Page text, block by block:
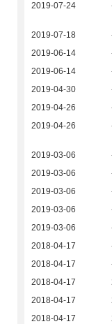
2019-07-24
2019-07-18
2019-06-14
2019-06-14
2019-04-30
2019-04-26
2019-04-26
2019-03-06
2019-03-06
2019-03-06
2019-03-06
2019-03-06
2018-04-17
2018-04-17
2018-04-17
2018-04-17
2018-04-17